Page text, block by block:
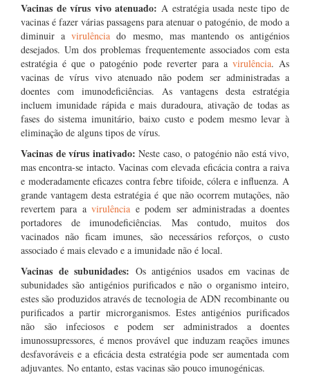
Vacinas de vírus vivo atenuado: A estratégia usada neste tipo de
vacinas é fazer várias passagens para atenuar o patogénio, de modo a
diminuir avirulência do mesmo, mas mantendo os antigénios
desejados. Um dos problemas frequentemente associados com esta
estratégia é que o patogénio pode reverter para a virulência. As
vacinas de vírus vivo atenuado não podem ser administradas a
doentes com imunodeficiências. As vantagens desta estratégia
incluem imunidade rápida e mais duradoura, ativação de todas as
fases do sistema imunitário, baixo custo e podem mesmo levar à
eliminação de alguns tipos de vírus.
Vacinas de vírus inativado: Neste caso, o patogénio não está vivo,
mas encontra-se intacto. Vacinas com elevada eficácia contra a raiva
e moderadamente eficazes contra febre tifoide, cólera e influenza. A
grande vantagem desta estratégia é que não ocorrem mutações, não
revertem para avirulência e podem ser administradas a doentes
portadores de imunodeficiências. Mas contudo, muitos dos
vacinados não ficam imunes, são necessários reforços, o custo
associado é mais elevado e a imunidade não é local.
Vacinas de subunidades: Os antigénios usados em vacinas de
subunidades são antigénios purificados e não o organismo inteiro,
estes são produzidos através de tecnologia de ADN recombinante ou
purificados a partir microrganismos. Estes antigénios purificados
não são infeciosos e podem ser administrados a doentes
imunossupressores, é menos provável que induzam reações imunes
desfavoráveis e a eficácia desta estratégia pode ser aumentada com
adjuvantes. No entanto, estas vacinas são pouco imunogénicas.